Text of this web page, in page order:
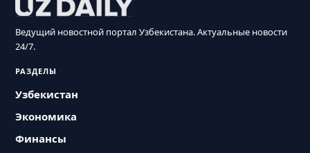
Ведущий новостной портал Узбекистана. Актуальные новости
24/7.
РАЗДЕЛЫ
Узбекистан
Экономика
Финансы